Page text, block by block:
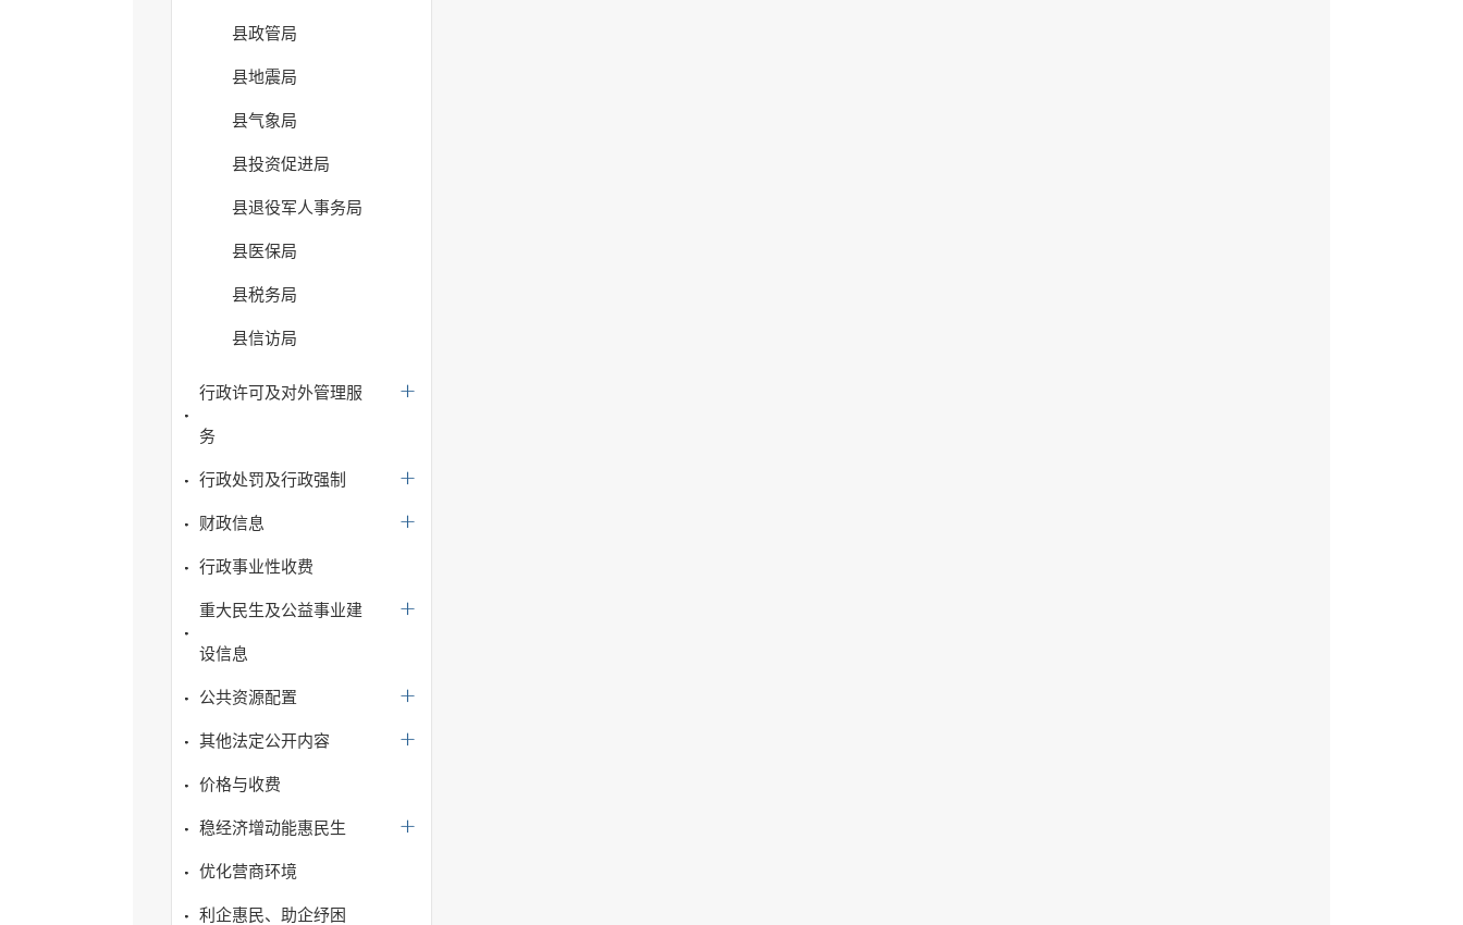
县政管局
县地震局
县气象局
县投资促进局
县退役军人事务局
县医保局
县税务局
县信访局
行政许可及对外管理服
务
行政处罚及行政强制
财政信息
行政事业性收费
重大民生及公益事业建
设信息
公共资源配置
其他法定公开内容
价格与收费
稳经济增动能惠民生
优化营商环境
利企惠民、助企纾困